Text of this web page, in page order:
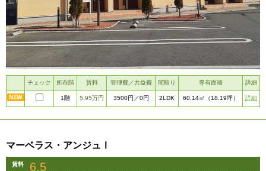
チェック 所在階 賃料 管理費／共益費 間取り 専有面積 詳細
1階 5.95万円 3500円 ／0円 2LDK 60.14㎡ （18.19坪） 詳細
マーベラス・アンジュⅠ
賃料 6.5